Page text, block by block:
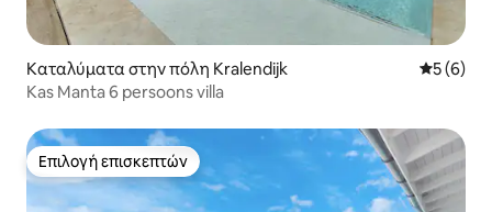
Καταλύματα στην πόλη Kralendijk Μέση
5 (6)
Kas Manta 6 persoons villa
Επιλογή επισκεπτών
Επιλογή επισκεπτών